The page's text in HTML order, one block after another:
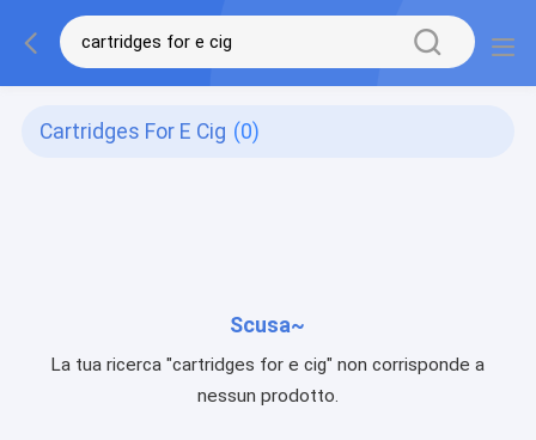
Cartridges For E Cig (0)
Scusa~
La tua ricerca "cartridges for e cig" non corrisponde a
nessun prodotto.